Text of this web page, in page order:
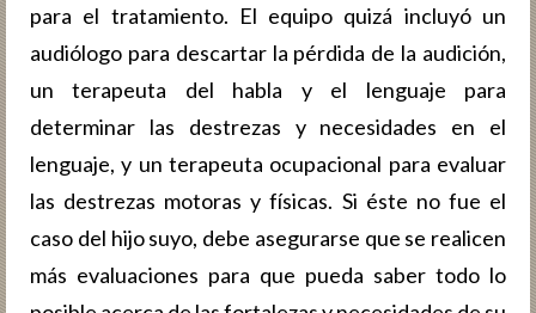
para el tratamiento. El equipo quizá incluyó un
audiólogo para descartar la pérdida de la audición,
un terapeuta del habla y el lenguaje para
determinar las destrezas y necesidades en el
lenguaje, y un terapeuta ocupacional para evaluar
las destrezas motoras y físicas. Si éste no fue el
caso del hijo suyo, debe asegurarse que se realicen
más evaluaciones para que pueda saber todo lo